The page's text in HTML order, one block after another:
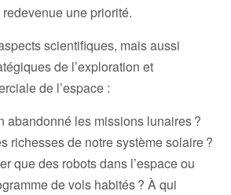
une priorité.
scientifiques, mais aussi
de l’exploration et
de l’espace :
abandonné les missions lunaires ?
richesses de notre système solaire ?
que des robots dans l’espace ou
de vols habités ? À qui